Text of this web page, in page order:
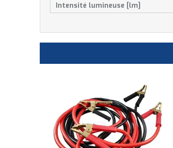
Intensité lumineuse [lm]